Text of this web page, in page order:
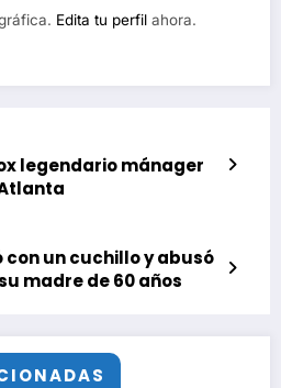
Edita tu perfil ahora.
legendario mánager
con un cuchillo y abusó
madre de 60 años